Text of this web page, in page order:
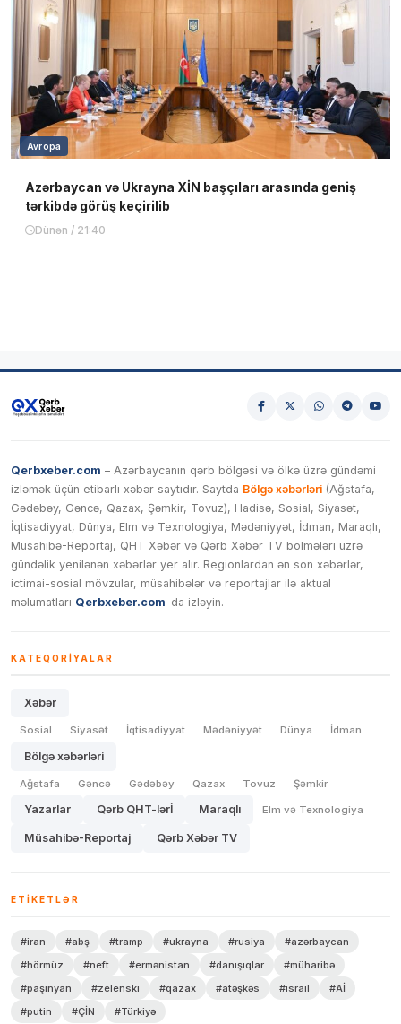
Avropa
Azərbaycan və Ukrayna XİN başçıları arasında geniş
tərkibdə görüş keçirilib
Dünən / 21:40
Qerbxeber.com – Azərbaycanın qərb bölgəsi və ölkə üzrə gündəmi
izləmək üçün etibarlı xəbər saytıdır. Saytda Bölgə xəbərləri (Ağstafa,
Gədəbəy, Gəncə, Qazax, Şəmkir, Tovuz), Hadisə, Sosial, Siyasət,
İqtisadiyyat, Dünya, Elm və Texnologiya, Mədəniyyət, İdman, Maraqlı,
Müsahibə-Reportaj, QHT Xəbər və Qərb Xəbər TV bölmələri üzrə
gündəlik yenilənən xəbərlər yer alır. Regionlardan ən son xəbərlər,
ictimai-sosial mövzular, müsahibələr və reportajlar ilə aktual
məlumatları Qerbxeber.com-da izləyin.
KATEQORIYALAR
Xəbər
Sosial Siyasət İqtisadiyyat Mədəniyyət Dünya İdman
Bölgə xəbərləri
Ağstafa Gəncə Gədəbəy Qazax Tovuz Şəmkir
Yazarlar Qərb QHT-lərİ Maraqlı Elm və Texnologiya
Müsahibə-Reportaj Qərb Xəbər TV
ETIKETLƏR
#iran #abş #tramp #ukrayna #rusiya
#azərbaycan
#hörmüz
#neft #ermənistan #danışıqlar
#müharibə
#paşinyan
#zelenski #qazax #atəşkəs #israil
#Aİ
#putin
#ÇİN #Türkiyə